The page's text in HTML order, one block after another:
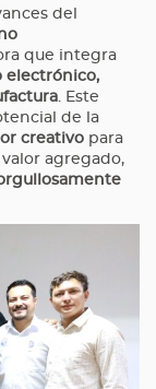
del
que integra
electrónico,
. Este
de la
creativo para
agregado,